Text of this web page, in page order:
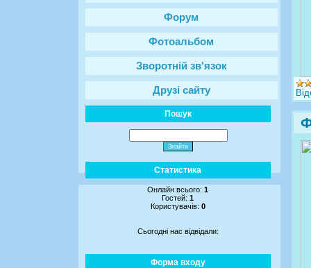
Форум
Фотоальбом
Зворотній зв'язок
Друзі сайту
Пошук
Статистика
Онлайн всього:1
Гостей:1
Користувачів: 0
Сьогодні нас відвідали:
Форма входу